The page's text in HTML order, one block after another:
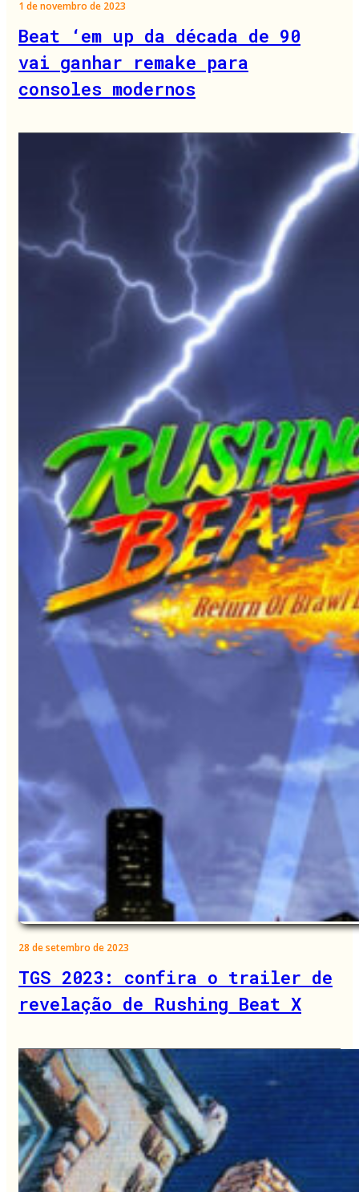
1 de novembro de 2023
Beat ‘em up da década de 90
vai ganhar remake para
consoles modernos
28 de setembro de 2023
TGS 2023: confira o trailer de
revelação de Rushing Beat X